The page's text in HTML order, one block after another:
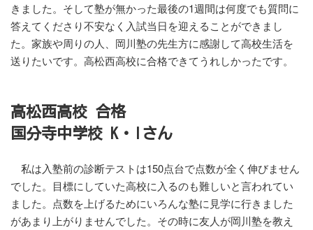
きました。そして塾が無かった最後の1週間は何度でも質問に
答えてくださり不安なく入試当日を迎えることができまし
た。家族や周りの人、岡川塾の先生方に感謝して高校生活を
送りたいです。高松西高校に合格できてうれしかったです。
高松西高校 合格
国分寺中学校 K・Iさん
私は入塾前の診断テストは150点台で点数が全く伸びません
でした。目標にしていた高校に入るのも難しいと言われてい
ました。点数を上げるためにいろんな塾に見学に行きました
があまり上がりませんでした。その時に友人が岡川塾を教え